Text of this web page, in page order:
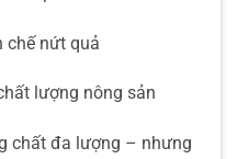
chế nứt quả
lượng nông sản
chất đa lượng – nhưng